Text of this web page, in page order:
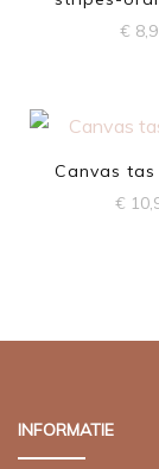
€
Canvas
€
INFORMATIE